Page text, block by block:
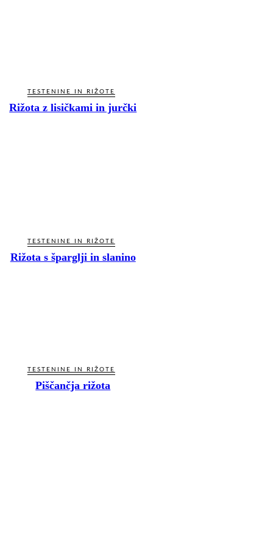
TESTENINE IN RIŽOTE
Rižota z lisičkami in jurčki
TESTENINE IN RIŽOTE
Rižota s šparglji in slanino
TESTENINE IN RIŽOTE
Piščančja rižota